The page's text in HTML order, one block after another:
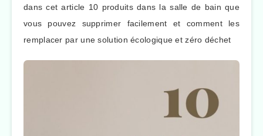
dans cet article 10 produits dans la salle de bain que
vous pouvez supprimer facilement et comment les
remplacer par une solution écologique et zéro déchet